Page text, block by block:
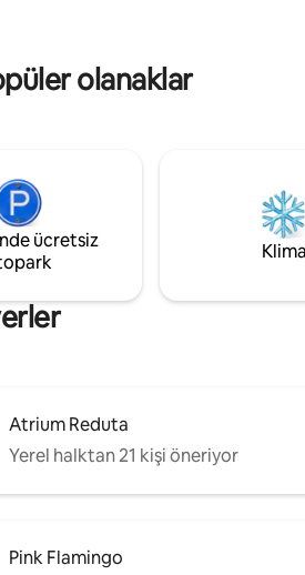
olanaklar
ücretsiz
Klima
Atrium Reduta
Yerel halktan 21 kişi öneriyor
Pink Flamingo